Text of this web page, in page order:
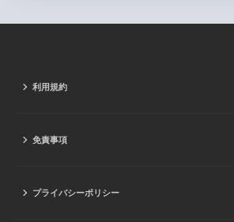
利用規約
免責事項
プライバシーポリシー